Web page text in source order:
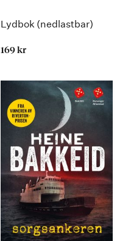
Lydbok (nedlastbar)
169 kr